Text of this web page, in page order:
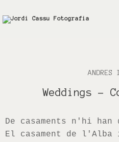
ANDRES
Weddings -
De casaments n' hi han
El casament de